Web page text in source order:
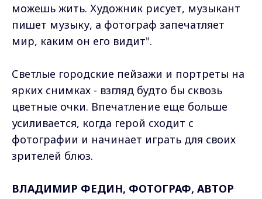
можешь жить. Художник рисует, музыкант
пишет музыку, а фотограф запечатляет
мир, каким он его видит".
Светлые городские пейзажи и портреты на
ярких снимках - взгляд будто бы сквозь
цветные очки. Впечатление еще больше
усиливается, когда герой сходит с
фотографии и начинает играть для своих
зрителей блюз.
ВЛАДИМИР ФЕДИН, ФОТОГРАФ, АВТОР